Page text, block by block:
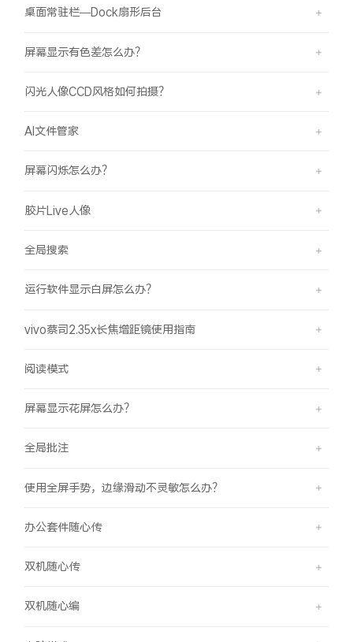
桌面常驻栏—Dock扇形后台
屏幕显示有色差怎么办？
闪光人像CCD风格如何拍摄？
AI文件管家
屏幕闪烁怎么办？
胶片Live人像
全局搜索
运行软件显示白屏怎么办？
vivo蔡司2.35x长焦增距镜使用指南
阅读模式
屏幕显示花屏怎么办？
全局批注
使用全屏手势，边缘滑动不灵敏怎么办？
办公套件随心传
双机随心传
双机随心编